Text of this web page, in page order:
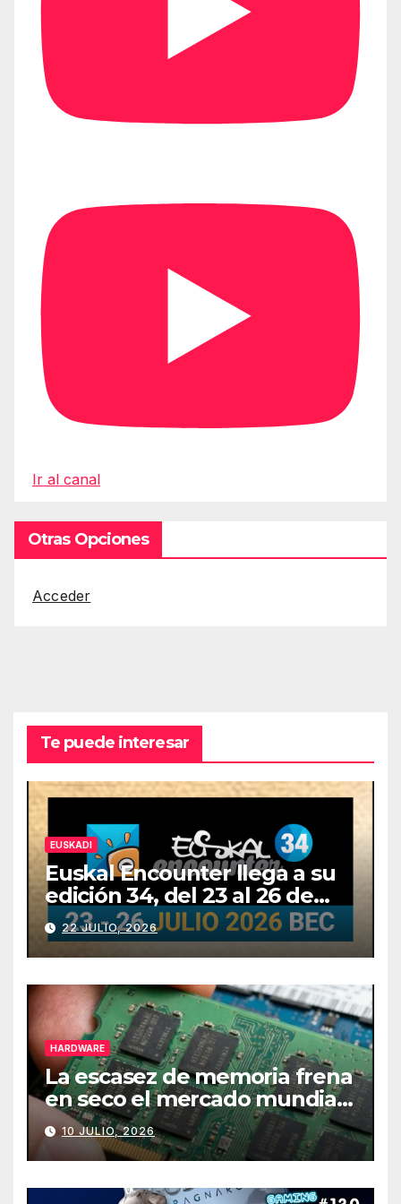
Ir al canal
Otras Opciones
Acceder
Te puede interesar
EUSKADI
Euskal Encounter llega a su
edición 34, del 23 al 26 de
julio
22 JULIO, 2026
HARDWARE
La escasez de memoria frena
en seco el mercado mundial
de PCs
10 JULIO, 2026